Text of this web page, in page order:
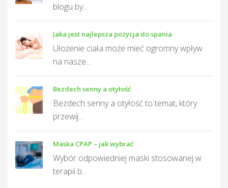
blogu by...
Jaka jest najlepsza pozycja do spania
Ułożenie ciała może mieć ogromny wpływ
na nasze...
Bezdech senny a otyłość
Bezdech senny a otyłość to temat, który
przewij...
Maska CPAP – jak wybrać
Wybór odpowiedniej maski stosowanej w
terapii b...